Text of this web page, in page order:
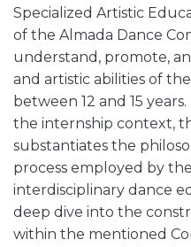
Specialized Artistic
of the Almada Dance
understand, promote,
and artistic abilities of
between 12 and 15
the internship context,
substantiates the
process employed by
interdisciplinary dance
deep dive into the
within the mentioned